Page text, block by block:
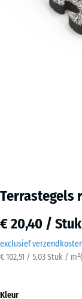
Terrastegels
€ 20,40 / Stuk
exclusief
€ 102,51 / 5,03 Stuk / m²(
Kleur